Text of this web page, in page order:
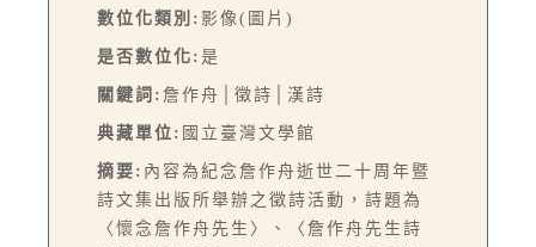
數位化類別: 影像(圖片)
是否數位化: 是
關鍵詞: 詹作舟│徵詩│漢詩
典藏單位: 國立臺灣文學館
摘要: 內容為紀念詹作舟逝世二十周年暨
詩文集出版所舉辦之徵詩活動，詩題為
〈懷念詹作舟先生〉、〈詹作舟先生詩